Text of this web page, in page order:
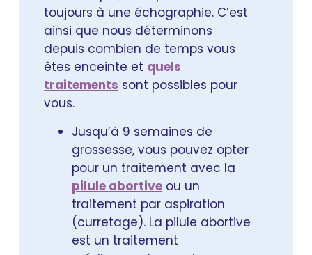
toujours à une échographie. C’est
ainsi que nous déterminons
depuis combien de temps vous
êtes enceinte et quels
traitements sont possibles pour
vous.
Jusqu’à 9 semaines de
grossesse, vous pouvez opter
pour un traitement avec la
pilule abortive ou un
traitement par aspiration
(curretage). La pilule abortive
est un traitement